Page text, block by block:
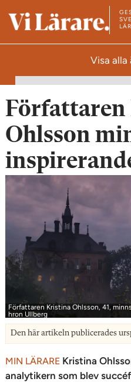
T
s
t
a
r
s
Visa alla
Ohlsson
Författaren Kristina Ohlsson, 41,
hron Ullberg
Den här artikeln publicerades
MIN LÄRARE Kristina
analytikern som blev